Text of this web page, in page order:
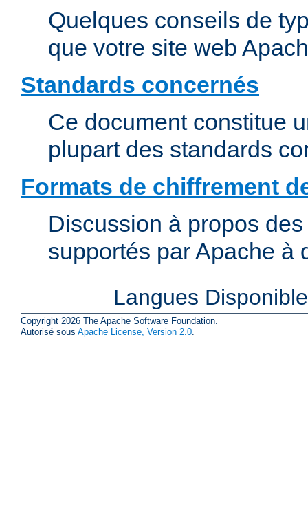
Quelques conseils de
que votre site web
Standards concernés
Ce document constitue
plupart des standards
Formats de chiffrement
Discussion à propos
supportés par Apache à
Langues
Copyright 2026 The Apache Software Foundation.
Autorisé sous Apache License, Version 2.0